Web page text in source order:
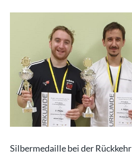
Silbermedaille bei der Rückkehr